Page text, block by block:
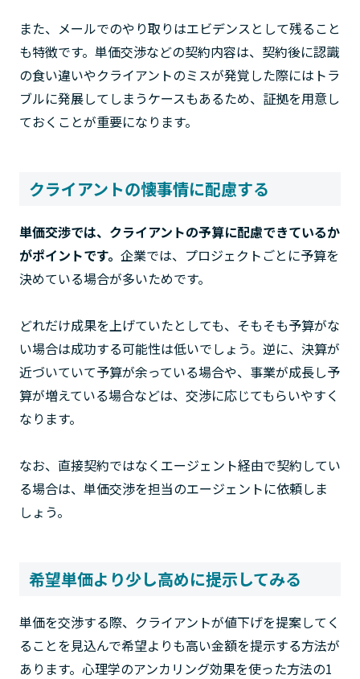
また、メールでのやり取りはエビデンスとして残ること
も特徴です。単価交渉などの契約内容は、契約後に認識
の食い違いやクライアントのミスが発覚した際にはトラ
ブルに発展してしまうケースもあるため、証拠を用意し
ておくことが重要になります。
クライアントの懐事情に配慮する
単価交渉では、クライアントの予算に配慮できているか
がポイントです。 企業では、プロジェクトごとに予算を
決めている場合が多いためです。
どれだけ成果を上げていたとしても、そもそも予算がな
い場合は成功する可能性は低いでしょう。逆に、決算が
近づいていて予算が余っている場合や、事業が成長し予
算が増えている場合などは、交渉に応じてもらいやすく
なります。
なお、直接契約ではなくエージェント経由で契約してい
る場合は、単価交渉を担当のエージェントに依頼しま
しょう。
希望単価より少し高めに提示してみる
単価を交渉する際、クライアントが値下げを提案してく
ることを見込んで希望よりも高い金額を提示する方法が
あります。心理学のアンカリング効果を使った方法の1